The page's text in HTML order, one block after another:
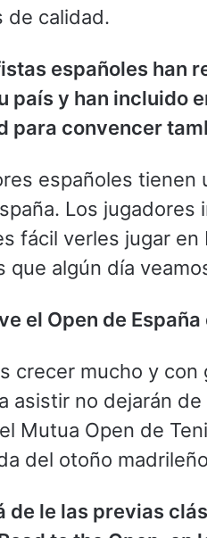
de calidad.
españoles han
país y han incluido
para convencer
españoles tienen
Los
fácil verles jugar
que algún día
el Open de
crecer mucho y
asistir no dejarán
Mutua Open de
del otoño
de le las previas